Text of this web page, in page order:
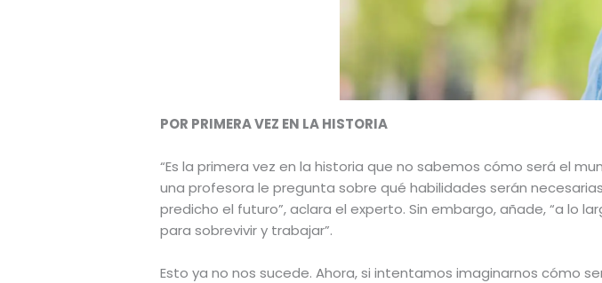
POR PRIMERA VEZ EN LA HISTORIA
“Es la primera vez en la historia que no sabemos cómo será el
una profesora le pregunta sobre qué habilidades serán
predicho el futuro”, aclara el experto. Sin embargo, añade, “a lo
para sobrevivir y trabajar”.
Esto ya no nos sucede. Ahora, si intentamos imaginarnos cómo